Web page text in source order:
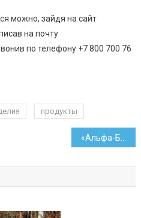
можно, зайдя на сайт
на почту
по телефону +7 800 700 76
продукты